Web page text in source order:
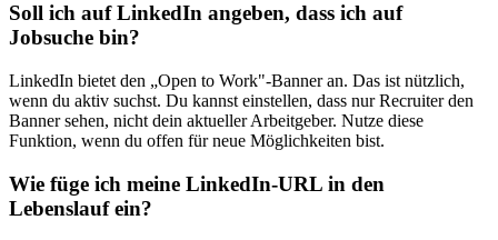
Soll ich auf LinkedIn angeben, dass ich auf
Jobsuche bin?
LinkedIn bietet den „Open to Work"-Banner an. Das ist nützlich,
wenn du aktiv suchst. Du kannst einstellen, dass nur Recruiter den
Banner sehen, nicht dein aktueller Arbeitgeber. Nutze diese
Funktion, wenn du offen für neue Möglichkeiten bist.
Wie füge ich meine LinkedIn-URL in den
Lebenslauf ein?